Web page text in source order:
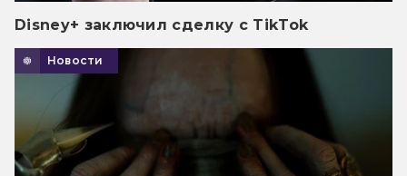
Disney+ заключил сделку с TikTok
Новости